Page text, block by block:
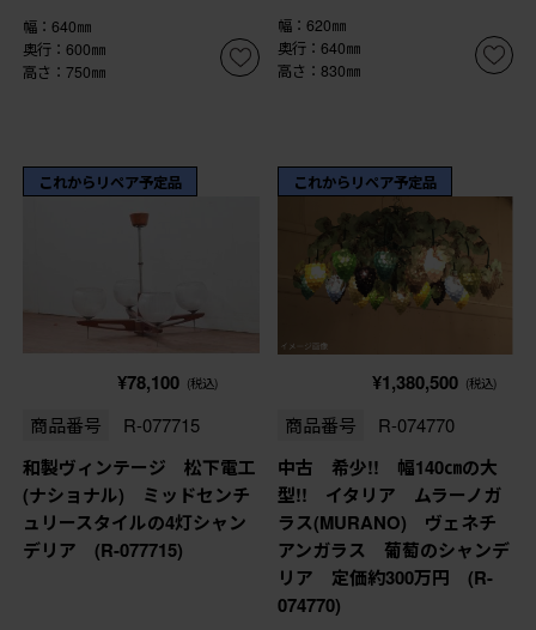
幅：640㎜
奥行：600㎜
高さ：750㎜
幅：620㎜
奥行：640㎜
高さ：830㎜
これからリペア予定品
¥78,100 (税込)
商品番号 R-077715
和製ヴィンテージ 松下電工
(ナショナル) ミッドセンチ
ュリースタイルの4灯シャン
デリア (R-077715)
これからリペア予定品
¥1,380,500 (税込)
商品番号 R-074770
中古 希少!! 幅140㎝の大
型!! イタリア ムラーノガ
ラス(MURANO) ヴェネチ
アンガラス 葡萄のシャンデ
リア 定価約300万円 (R-
074770)